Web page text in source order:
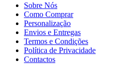
Sobre Nós
Como Comprar
Personalização
Envios e Entregas
Termos e Condições
Política de Privacidade
Contactos